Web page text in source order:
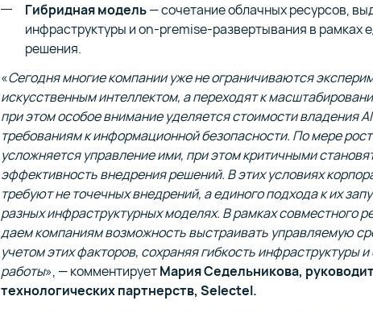
Гибридная модель— сочетание облачных ресурсов,
инфраструктуры и on-premise-развертывания в рамках
решения.
«Сегодня многие компании уже не ограничиваются
искусственным интеллектом, а переходят к
при этом особое внимание уделяется стоимости владения
требованиям к информационной безопасности. По мере
усложняется управление ими, при этом критичными
эффективность внедрения решений. В этих условиях
требуют не точечных внедрений, а единого подхода к их
разных инфраструктурных моделях. В рамках совместного
даем компаниям возможность выстраивать управляемую
учетом этих факторов, сохраняя гибкость инфраструктуры
работы», — комментируетМария Седельникова,
технологических партнерств, Selectel.